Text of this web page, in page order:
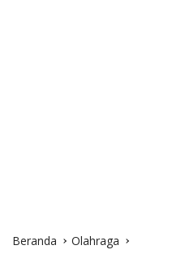
Beranda Olahraga